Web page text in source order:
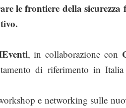
le frontiere della
, in collaborazione con
di riferimento in
e networking sulle